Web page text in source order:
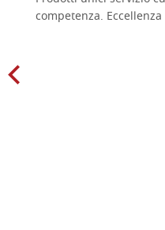
competenza.